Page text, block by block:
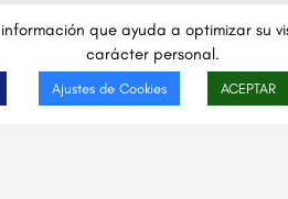
que ayuda a optimizar su
carácter personal.
Ajustes de Cookies ACEPTAR